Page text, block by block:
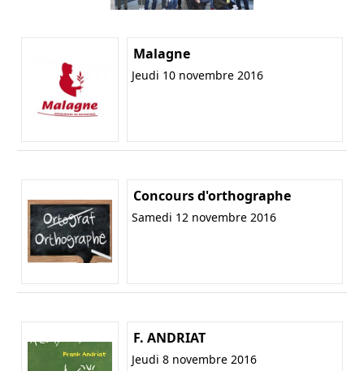
Malagne
Jeudi 10 novembre 2016
Concours d'orthographe
Samedi 12 novembre 2016
F. ANDRIAT
Jeudi 8 novembre 2016